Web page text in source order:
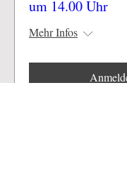
um 14.00 Uhr
Mehr Infos